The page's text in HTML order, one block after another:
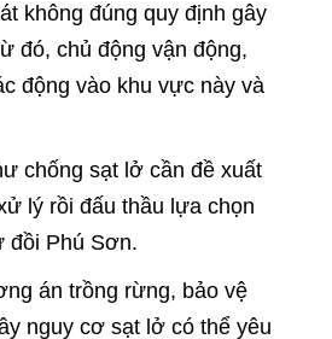
không đúng quy định gây
đó, chủ động vận động,
động vào khu vực này và
chống sạt lở cần đề xuất
lý rồi đấu thầu lựa chọn
đồi Phú Sơn.
án trồng rừng, bảo vệ
nguy cơ sạt lở có thể yêu